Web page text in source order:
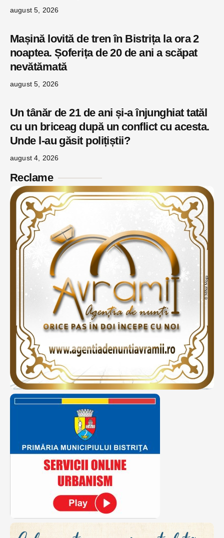
august 5, 2026
Mașină lovită de tren în Bistrița la ora 2
noaptea. Șoferița de 20 de ani a scăpat
nevătămată
august 5, 2026
Un tânăr de 21 de ani și-a înjunghiat tatăl
cu un briceag după un conflict cu acesta.
Unde l-au găsit polițiștii?
august 4, 2026
Reclame